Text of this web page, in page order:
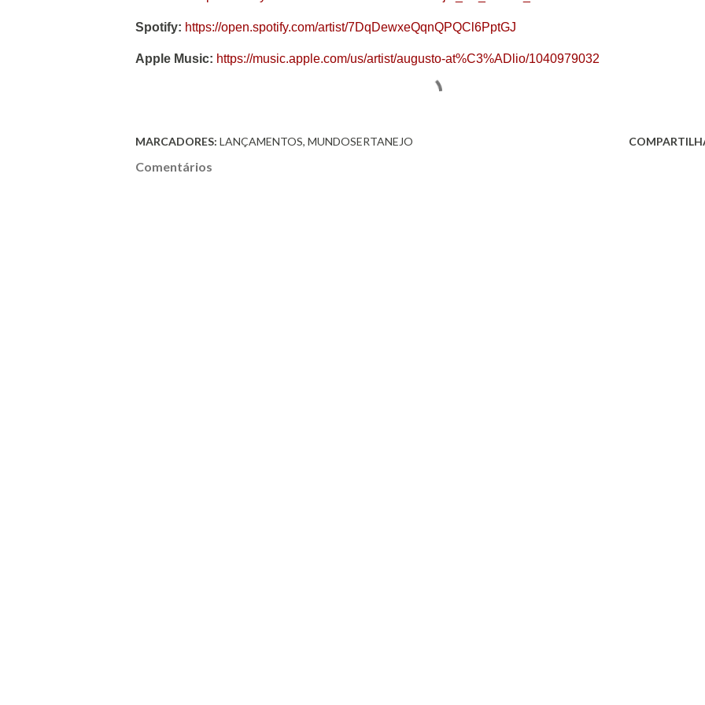
Spotify: https://open.spotify.com/artist/7DqDewxeQqnQPQCl6PptGJ
Apple Music: https://music.apple.com/us/artist/augusto-at%C3%ADlio/1040979032
MARCADORES: LANÇAMENTOS MUNDOSERTANEJO
Comentários